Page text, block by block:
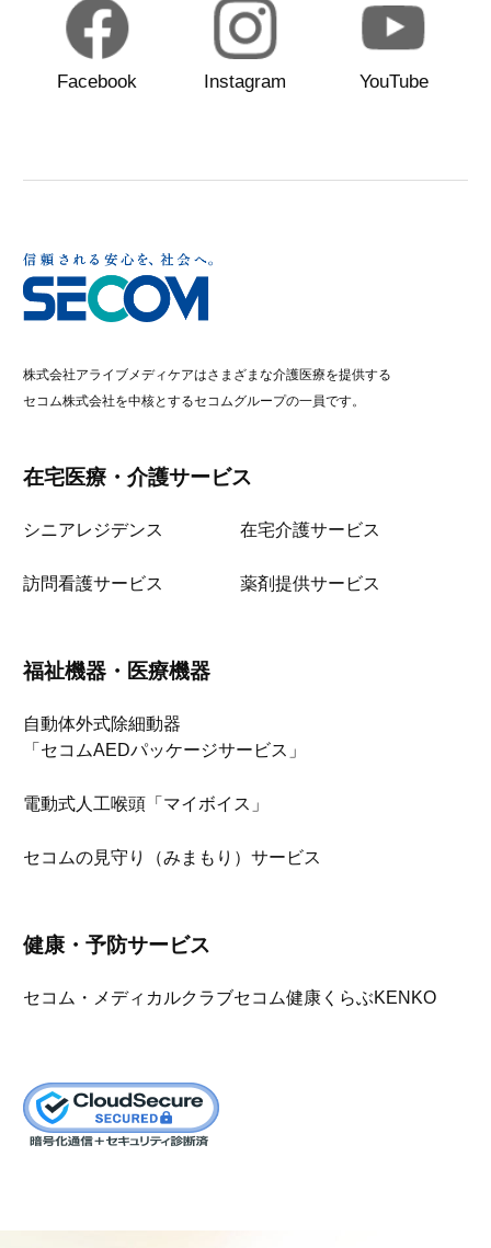
Facebook Instagram YouTube
株式会社アライブメディケアはさまざまな介護医療を提供する
セコム株式会社を中核とするセコムグループの一員です。
在宅医療・介護サービス
シニアレジデンス 在宅介護サービス
訪問看護サービス 薬剤提供サービス
福祉機器・医療機器
自動体外式除細動器
「セコムAEDパッケージサービス」
電動式人工喉頭「マイボイス」
セコムの見守り（みまもり）サービス
健康・予防サービス
セコム・メディカルクラブセコム健康くらぶKENKO